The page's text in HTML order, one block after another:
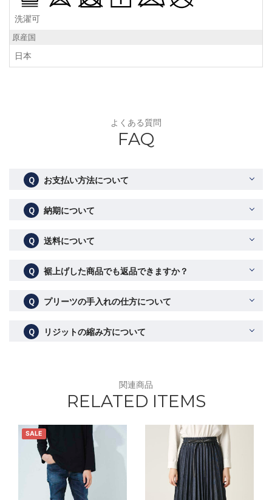
洗濯可
原産国
日本
よくある質問
FAQ
Ｑ お支払い方法について
Ｑ 納期について
Ｑ 送料について
Ｑ 裾上げした商品でも返品できますか？
Ｑ プリーツの手入れの仕方について
Ｑ リジットの縮み方について
関連商品
RELATED ITEMS
SALE